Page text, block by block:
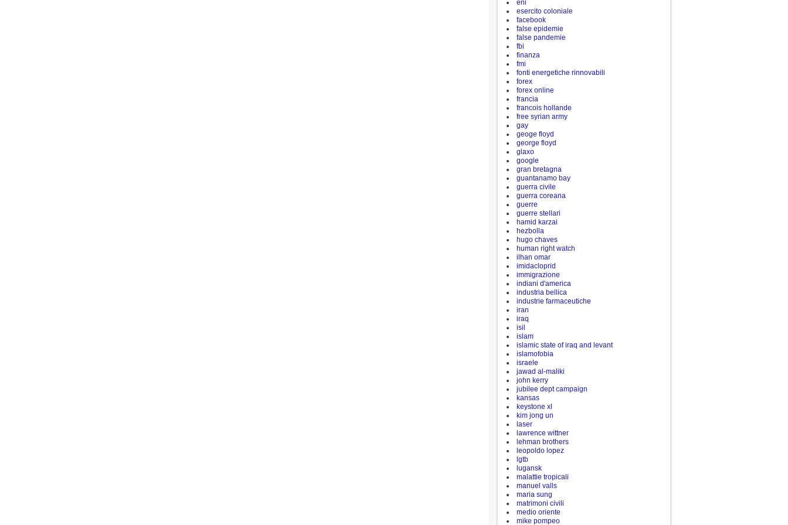
eni
esercito coloniale
facebook
false epidemie
false pandemie
fbi
finanza
fmi
fonti energetiche rinnovabili
forex
forex online
francia
francois hollande
free syrian army
gay
geoge floyd
george floyd
glaxo
google
gran bretagna
guantanamo bay
guerra civile
guerra coreana
guerre
guerre stellari
hamid karzai
hezbolla
hugo chaves
human right watch
ilhan omar
imidacloprid
immigrazione
indiani d'america
industria bellica
industrie farmaceutiche
iran
iraq
isil
islam
islamic state of iraq and levant
islamofobia
israele
jawad al-maliki
john kerry
jubilee dept campaign
kansas
keystone xl
kim jong un
laser
lawrence wittner
lehman brothers
leopoldo lopez
lgtb
lugansk
malattie tropicali
manuel valls
maria sung
matrimoni civili
medio oriente
mike pompeo